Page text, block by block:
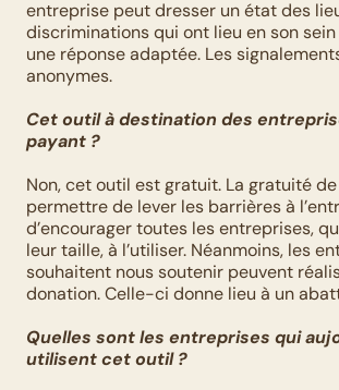
entreprise peut dresser un état des
discriminations qui ont lieu en son
une réponse adaptée. Les
anonymes.
Cet outil à destination des
payant ?
Non, cet outil est gratuit. La gratuité
permettre de lever les barrières à
d’encourager toutes les entreprises,
leur taille, à l’utiliser. Néanmoins, les
souhaitent nous soutenir peuvent
donation. Celle-ci donne lieu à un
Quelles sont les entreprises qui
utilisent cet outil ?